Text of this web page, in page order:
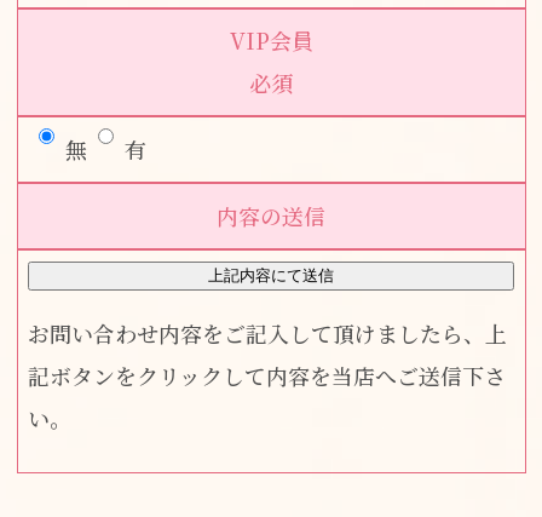
VIP会員
必須
無 有
内容の送信
お問い合わせ内容をご記入して頂けましたら、上
記ボタンをクリックして内容を当店へご送信下さ
い。